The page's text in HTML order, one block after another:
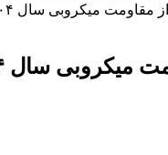
میکروبی سال ۱۴۰۴ اعلام شد
سال ۱۴۰۴ اعلام شد